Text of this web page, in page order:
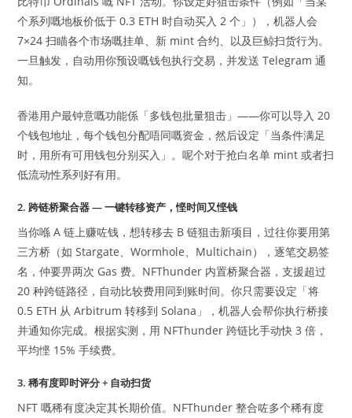
个系列嘅地板价低于 0.3 ETH 时自动买入 2 个」），机器人会
7×24 扫瞄各个市场嘅挂单、新 mint 合约、以及巨鲸扫货行为。
一旦触发，自动用你预设嘅钱包执行交易，并发送 Telegram 通
知。
香港用户最钟意嘅功能係「多钱包批量狙击」——你可以导入 20
个钱包地址，每个钱包分配唔同嘅资金，然后设定「当条件满足
时，用所有可用钱包分别买入」。呢个对于抢白名单 mint 或者扫
低流动性系列好有用。
2. 跨链桥聚合器 — 一键转移资产，悭时间又悭钱
当你喺 A 链上赚咗钱，想转移去 B 链狙击新项目，过往你要用第
三方桥（如 Stargate、Wormhole、Multichain），逐笔交易签
名，仲要畀两次 Gas 费。NFThunder 内置桥聚合器，支援超过
20 种跨链路径，自动比较费用同到账时间。你只需要设定「将
0.5 ETH 从 Arbitrum 转移到 Solana」，机器人会帮你执行桥接
并通知你完成。根据实测，用 NFThunder 跨链比手动快 3 倍，
平均悭 15% 手续费。
3. 稀有度即时评分 + 自动扫货
NFT 嘅稀有度决定其长期价值。NFThunder 整合咗多个稀有度